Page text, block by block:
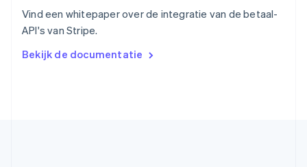
Vind een whitepaper over de integratie van de betaal-
API's van Stripe.
Bekijk de documentatie
Vasteland van China
简体中文English
English